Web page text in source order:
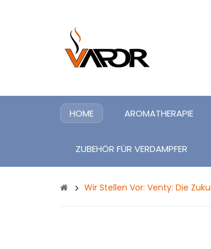
HOME AROMATHERAPIE
ZUBEHÖR FÜR VERDAMPFER
Wir Stellen Vor: Venty: Die